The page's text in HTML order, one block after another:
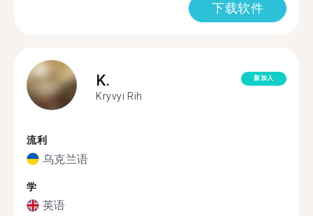
下载软件
K.
Kryvyi Rih
新加入
流利
乌克兰语
学
英语